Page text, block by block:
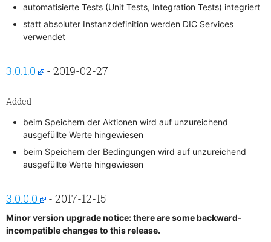
automatisierte Tests (Unit Tests, Integration Tests) integriert
statt absoluter Instanzdefinition werden DIC Services
verwendet
3.0.1.0 - 2019-02-27
Added
beim Speichern der Aktionen wird auf unzureichend
ausgefüllte Werte hingewiesen
beim Speichern der Bedingungen wird auf unzureichend
ausgefüllte Werte hingewiesen
3.0.0.0 - 2017-12-15
Minor version upgrade notice: there are some backward-
incompatible changes to this release.